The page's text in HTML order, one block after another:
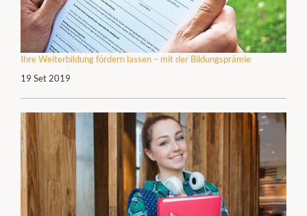
Ihre Weiterbildung fördern lassen – mit der Bildungsprämie
19 Set 2019